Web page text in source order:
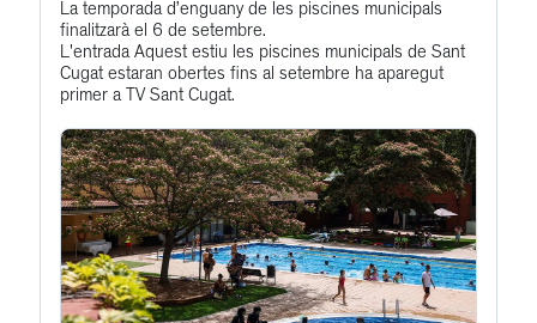
Get
to
this
post
La temporada d’enguany de les piscines municipals
finalitzarà el 6 de setembre.
L'entrada Aquest estiu les piscines municipals de Sant
Cugat estaran obertes fins al setembre ha aparegut
primer a TV Sant Cugat.